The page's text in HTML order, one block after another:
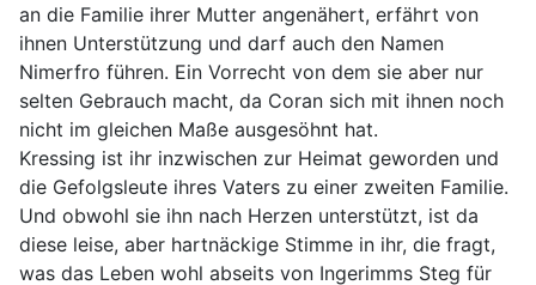
an die Familie ihrer Mutter angenähert, erfährt von
ihnen Unterstützung und darf auch den Namen
Nimerfro führen. Ein Vorrecht von dem sie aber nur
selten Gebrauch macht, da Coran sich mit ihnen noch
nicht im gleichen Maße ausgesöhnt hat.
Kressing ist ihr inzwischen zur Heimat geworden und
die Gefolgsleute ihres Vaters zu einer zweiten Familie.
Und obwohl sie ihn nach Herzen unterstützt, ist da
diese leise, aber hartnäckige Stimme in ihr, die fragt,
was das Leben wohl abseits von Ingerimms Steg für